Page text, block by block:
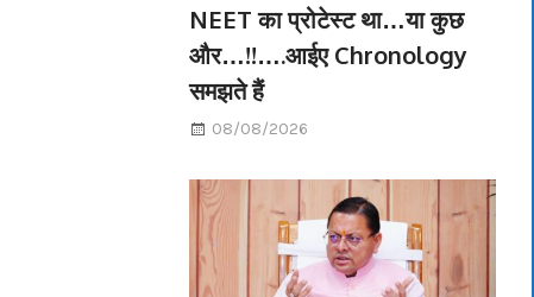
NEET का प्रोटेस्ट था…या कुछ
और…!!….आईए Chronology
समझते हैं
08/08/2026